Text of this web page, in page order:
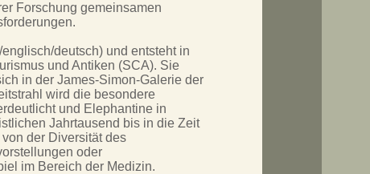
Forschung gemeinsamen
deutsch) und entsteht in
und Antiken (SCA). Sie
in der James-Simon-Galerie der
wird die besondere
und Elephantine in
Jahrtausend bis in die Zeit
der Diversität des
oder
im Bereich der Medizin.